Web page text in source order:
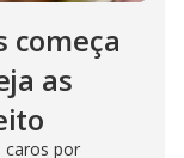
começa
as
caros por